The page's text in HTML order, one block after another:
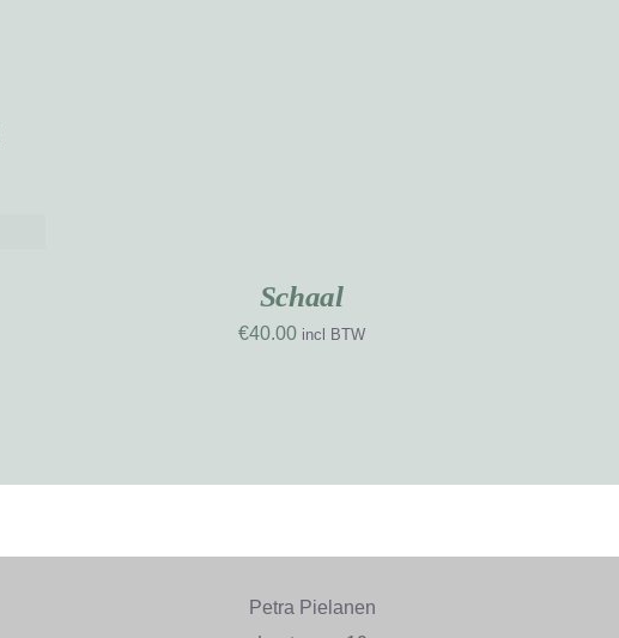
Schaal
€40.00 incl BTW
Petra Pielanen